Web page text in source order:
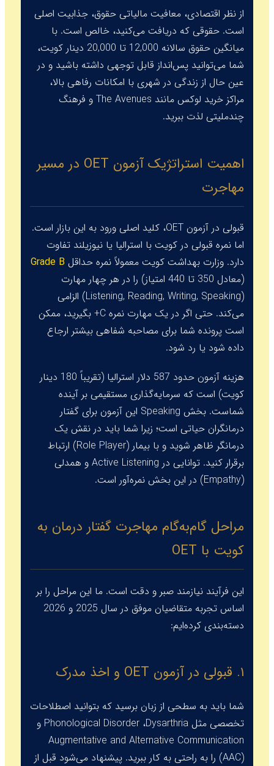
از نظر اقتصادی، معافیت مالیاتی حقوق، جذابیت اصلی
است. حقوقی که دریافت می‌کنید، خالص است. با
میانگین حقوق سالانه 12,000 تا 20,000 دینار کویت،
شما می‌توانید پس‌انداز قابل توجهی داشته باشید و در
عین حال از زندگی در شهری با امکانات رفاهی بالا،
مراکز خرید لوکس مانند The Avenuesو فرهنگ
چندملیتی لذت ببرید.
اهمیت استراتژیک آزمون OET در مسیر
مهاجرت
قبولی در آزمون OET، کلید اصلی ورود به این بازار است.
اما نمره قبولی در کویت با استرالیا یا نیوزیلند تفاوت
دارد. وزارت بهداشت کویت معمولاً نمره حداقل Grade B
(معادل 350 تا 440 امتیاز) را در هر چهار مهارت
(Listening, Reading, Writing, Speaking) الزامی
می‌کند. حتی اگر در یک مهارت نمره C+ بگیرید، ممکن
است پرونده شما برای مصاحبه شفاهی بیشتر ارجاع
داده شود یا رد شود.
هزینه آزمون حدود 587 دلار استرالیا (تقریباً 180 دینار
کویت) است که سرمایه‌گذاری مستقیمی بر آینده
شماست. بخش Speaking این آزمون برای گفتار
درمانگران حیاتی است؛ زیرا شما باید در نقش یک
درمانگر ظاهر شوید و با بیمار (Role Player) ارتباط
برقرار کنید. توانایی در Active Listeningو همدلی
(Empathy) در این بخش نمره‌آور است.
مراحل گام‌به‌گام مهاجرت گفتار درمان به
کویت با OET
این فرآیند نیازمند صبر و دقت است. ما این مراحل را بر
اساس تجربه متقاضیان موفق در سال 2025 و 2026
دسته‌بندی کرده‌ایم:
۱. قبولی در آزمون OET و اخذ مدرک
شما باید به سطحی از زبان برسید که بتوانید اصطلاحات
تخصصی مثل Dysarthria، Phonological Disorder و
Augmentative and Alternative Communication
(AAC) را به راحتی به کار ببرید. پیشنهاد می‌شود قبل از